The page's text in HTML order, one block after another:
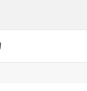
استارتر چسب کاشت مژه سانی مون 15میل